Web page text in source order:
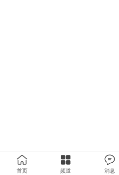
首页 频道 消息